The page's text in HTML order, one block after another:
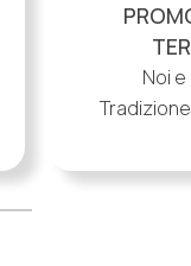
Noi